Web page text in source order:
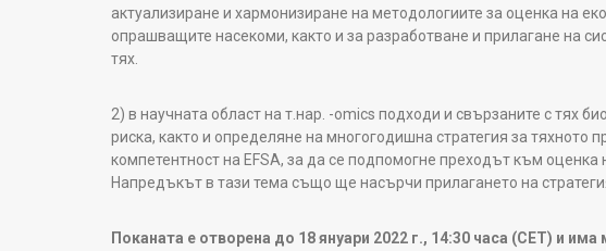
актуализиране и хармонизиране на методологиите за оценка на
опрашващите насекоми, както и за разработване и прилагане на
тях.
2) в научната област на т.нар. -omics подходи и свързаните с тях
риска, както и определяне на многогодишна стратегия за тяхното
компетентност на EFSA, за да се подпомогне преходът към оценка
Напредъкът в тази тема също ще насърчи прилагането на
Поканата е отворена до 18 януари 2022 г., 14:30 часа (CET) и